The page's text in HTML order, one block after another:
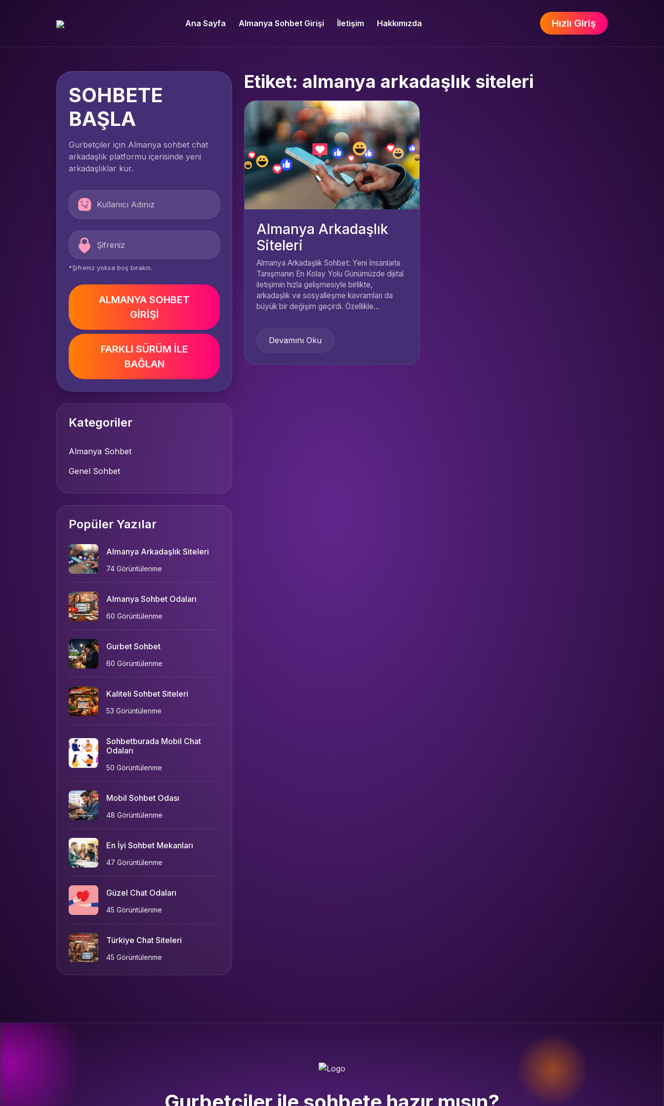
Ana Sayfa Almanya Sohbet Girişi İletişim Hakkımızda Hızlı Giriş
SOHBETE
BAŞLA
Gurbetçiler için Almanya sohbet chat
arkadaşlık platformu içerisinde yeni
arkadaşlıklar kur.
*Şifreniz yoksa boş bırakın.
ALMANYA SOHBET
GİRİŞİ
FARKLI SÜRÜM İLE
BAĞLAN
Kategoriler
Almanya Sohbet
Genel Sohbet
Popüler Yazılar
Almanya Arkadaşlık Siteleri
74 Görüntülenme
Almanya Sohbet Odaları
60 Görüntülenme
Gurbet Sohbet
60 Görüntülenme
Kaliteli Sohbet Siteleri
53 Görüntülenme
Sohbetburada Mobil Chat
Odaları
50 Görüntülenme
Mobil Sohbet Odası
48 Görüntülenme
En İyi Sohbet Mekanları
47 Görüntülenme
Güzel Chat Odaları
45 Görüntülenme
Türkiye Chat Siteleri
45 Görüntülenme
Etiket: almanya arkadaşlık siteleri
Almanya Arkadaşlık
Siteleri
Almanya Arkadaşlık Sohbet: Yeni İnsanlarla
Tanışmanın En Kolay Yolu Günümüzde dijital
iletişimin hızla gelişmesiyle birlikte,
arkadaşlık ve sosyalleşme kavramları da
büyük bir değişim geçirdi. Özellikle...
Devamını Oku